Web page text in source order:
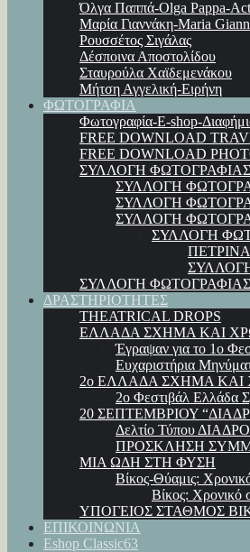
Όλγα Παππά-Olga Pappa-
Μαρία Γιαννάκη-Maria
Ρουσσέτος Σιγάλας
Δέσποινα Αποστολίδου
Σταυρούλα Χαϊδεμενάκου
Μήτση Αγγελική-Ειρήνη
ΦΩΤΟΓΡΑΦΙΑ
Φωτογραφία-E-shop-
FREE DOWNLOAD
FREE DOWNLOAD
ΣΥΛΛΟΓΗ
ΣΥΛΛΟΓΗ
ΣΥΛΛΟΓΗ
ΣΥΛΛΟΓΗ
ΣΥΛΛΟΓΗ
ΣΥΛΛΟΓΗ ΦΩΤΟΓΡΑΦΙΑΣ
ΔΡΑΣΤΗΡΙΟΤΗΤΕΣ
THEATRICAL DROPS
ΕΛΛΑΔΑ ΣΧΗΜΑ ΚΑΙ
Έγραψαν για το 1ο
Ευχαριστήρια
2ο ΕΛΛΑΔΑ ΣΧΗΜΑ ΚΑΙ
2ο Φεστιβάλ Ελλάδα
20 ΣΕΠΤΕΜΒΡΙΟΥ
Δελτίο Τύπου
ΠΡΟΣΚΛΗΣΗ
ΜΙΑ ΩΔΗ ΣΤΗ ΦΥΣΗ
Βίκος-Θύαμις:
Βίκος: Χρονικό
ΥΠΟΓΕΙΟΣ ΣΤΑΘΜΟΣ
ΕΠΙΚΟΙΝΩΝΙΑ
Eshop Classic63